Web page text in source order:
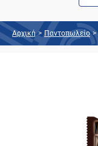
Αρχική > Παντοπωλείο >